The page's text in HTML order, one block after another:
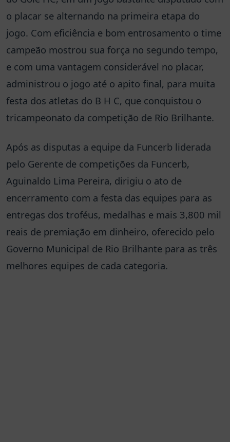
o placar se alternando na primeira etapa do
jogo. Com eficiência e bom entrosamento o time
campeão mostrou sua força no segundo tempo,
e com uma vantagem considerável no placar,
administrou o jogo até o apito final, para muita
festa dos atletas do B H C, que conquistou o
tricampeonato da competição de Rio Brilhante.
Após as disputas a equipe da Funcerb liderada
pelo Gerente de competições da Funcerb,
Aguinaldo Lima Pereira, dirigiu o ato de
encerramento com a festa das equipes para as
entregas dos troféus, medalhas e mais 3,800 mil
reais de premiação em dinheiro, oferecido pelo
Governo Municipal de Rio Brilhante para as três
melhores equipes de cada categoria.